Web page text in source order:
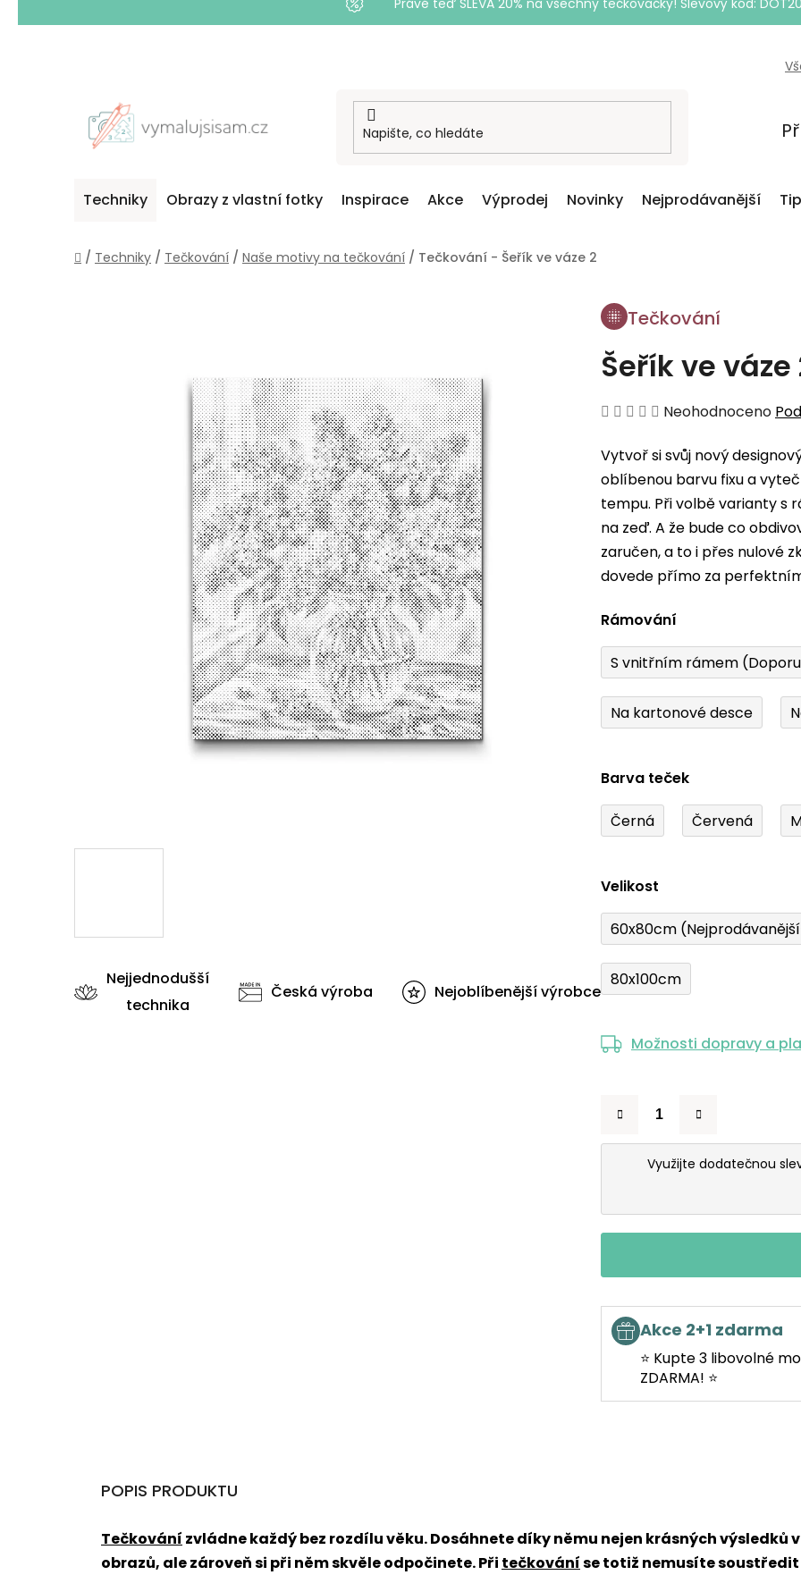
Právě teď SLEVA 20% na všechny tečkovačky! Slevový kód:
Techniky Obrazy z vlastní fotky Inspirace Akce Výprodej Novinky Nejprodávanější
Domů
/ Techniky / Tečkování / Naše motivy na tečkování / Tečkování - Šeřík ve váze 2
Tečkování
Šeřík ve váze
Průměrné
produktu
je
0,0
z
5
hvězdiček.
Neohodnoceno
Vytvoř si svůj nový
oblíbenou barvu fixu a
tempu. Při volbě varianty s
na zeď. A že bude co
zaručen, a to i přes nulové
dovede přímo za
Rámování
S vnitřním rámem
Na kartonové desce
Barva teček
Černá Červená
Velikost
60x80cm
80x100cm
Možnosti dopravy a
Využijte dodatečnou
Akce 2+1 zdarma
⭐ Kupte 3 libovolné
ZDARMA! ⭐
Nejjednodušší
technika
Česká výroba Nejoblíbenější výrobce
POPIS PRODUKTU
Tečkování zvládne každý bez rozdílu věku. Dosáhnete díky němu nejen krásných
obrazů, ale zároveň si při něm skvěle odpočinete. Při tečkováníse totiž nemusíte